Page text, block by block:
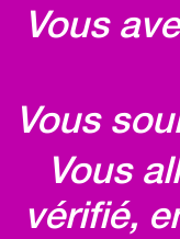
Vous
Vous
Vous
vérifié,